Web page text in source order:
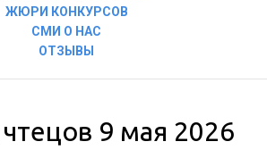
ЖЮРИ КОНКУРСОВ
СМИ О НАС
ОТЗЫВЫ
9 мая 2026